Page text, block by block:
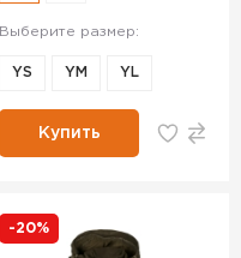
Выберите размер:
YS YM YL
Купить
-20%